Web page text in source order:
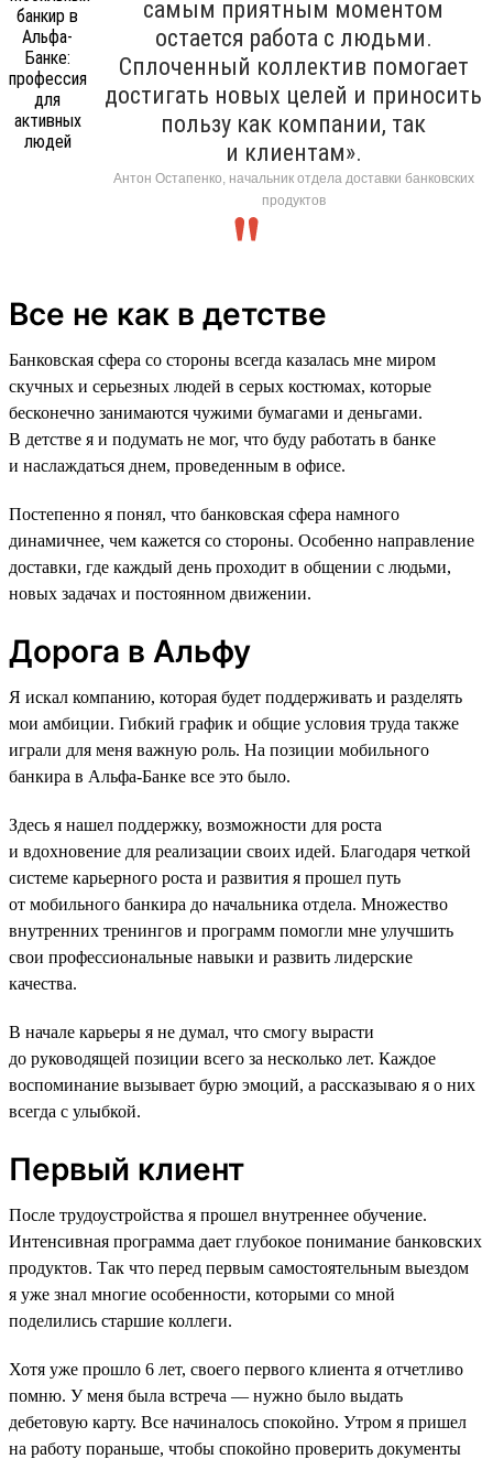
самым приятным моментом
остается работа с людьми.
Сплоченный коллектив помогает
достигать новых целей и приносить
пользу как компании, так
и клиентам».
Антон Остапенко, начальник отдела доставки банковских
продуктов
Все не как в детстве
Банковская сфера со стороны всегда казалась мне миром
скучных и серьезных людей в серых костюмах, которые
бесконечно занимаются чужими бумагами и деньгами.
В детстве я и подумать не мог, что буду работать в банке
и наслаждаться днем, проведенным в офисе.
Постепенно я понял, что банковская сфера намного
динамичнее, чем кажется со стороны. Особенно направление
доставки, где каждый день проходит в общении с людьми,
новых задачах и постоянном движении.
Дорога в Альфу
Я искал компанию, которая будет поддерживать и разделять
мои амбиции. Гибкий график и общие условия труда также
играли для меня важную роль. На позиции мобильного
банкира в Альфа-Банке все это было.
Здесь я нашел поддержку, возможности для роста
и вдохновение для реализации своих идей. Благодаря четкой
системе карьерного роста и развития я прошел путь
от мобильного банкира до начальника отдела. Множество
внутренних тренингов и программ помогли мне улучшить
свои профессиональные навыки и развить лидерские
качества.
В начале карьеры я не думал, что смогу вырасти
до руководящей позиции всего за несколько лет. Каждое
воспоминание вызывает бурю эмоций, а рассказываю я о них
всегда с улыбкой.
Первый клиент
После трудоустройства я прошел внутреннее обучение.
Интенсивная программа дает глубокое понимание банковских
продуктов. Так что перед первым самостоятельным выездом
я уже знал многие особенности, которыми со мной
поделились старшие коллеги.
Хотя уже прошло 6 лет, своего первого клиента я отчетливо
помню. У меня была встреча — нужно было выдать
дебетовую карту. Все начиналось спокойно. Утром я пришел
на работу пораньше, чтобы спокойно проверить документы